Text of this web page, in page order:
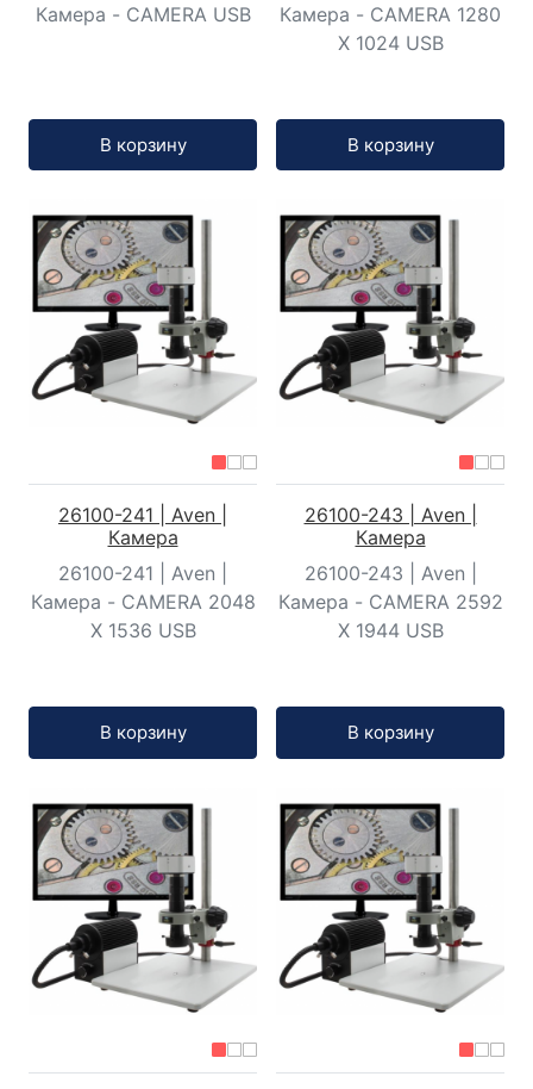
Камера - CAMERA USB
В корзину
Камера - CAMERA 1280
X 1024 USB
В корзину
26100-241 | Aven |
Камера
26100-241 | Aven |
Камера - CAMERA 2048
X 1536 USB
В корзину
26100-243 | Aven |
Камера
26100-243 | Aven |
Камера - CAMERA 2592
X 1944 USB
В корзину